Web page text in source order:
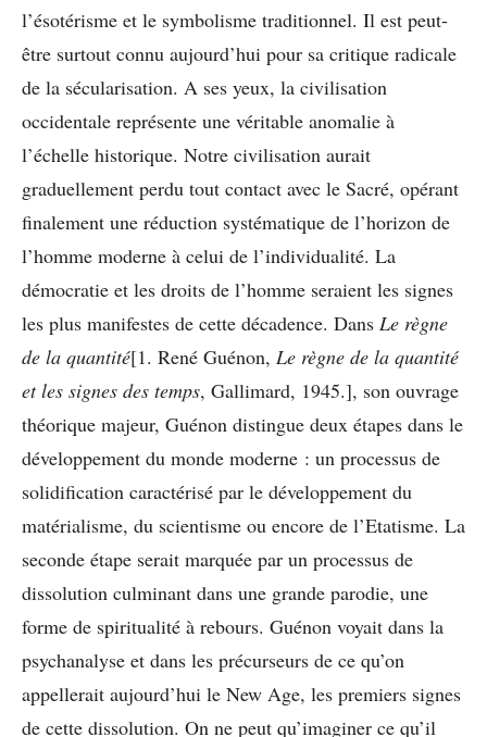
l’ésotérisme et le symbolisme traditionnel. Il est peut-
être surtout connu aujourd’hui pour sa critique radicale
de la sécularisation. A ses yeux, la civilisation
occidentale représente une véritable anomalie à
l’échelle historique. Notre civilisation aurait
graduellement perdu tout contact avec le Sacré, opérant
finalement une réduction systématique de l’horizon de
l’homme moderne à celui de l’individualité. La
démocratie et les droits de l’homme seraient les signes
les plus manifestes de cette décadence. Dans Le règne
de la quantité[1. René Guénon, Le règne de la quantité
et les signes des temps, Gallimard, 1945.], son ouvrage
théorique majeur, Guénon distingue deux étapes dans le
développement du monde moderne : un processus de
solidification caractérisé par le développement du
matérialisme, du scientisme ou encore de l’Etatisme. La
seconde étape serait marquée par un processus de
dissolution culminant dans une grande parodie, une
forme de spiritualité à rebours. Guénon voyait dans la
psychanalyse et dans les précurseurs de ce qu’on
appellerait aujourd’hui le New Age, les premiers signes
de cette dissolution. On ne peut qu’imaginer ce qu’il